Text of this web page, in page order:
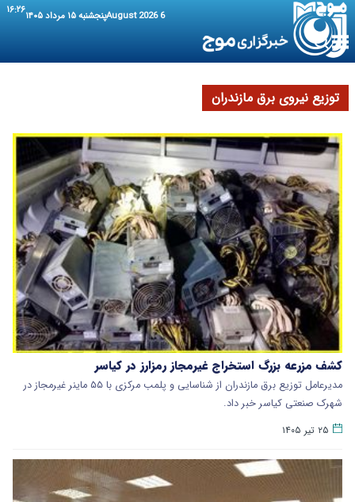
6 August 2026 پنجشنبه ۱۵ مرداد ۱۴۰۵ ۱۶:۲۶
توزیع نیروی برق مازندران
کشف مزرعه بزرگ استخراج غیرمجاز رمزارز در کیاسر
مدیرعامل توزیع برق مازندران از شناسایی و پلمب مرکزی با ۵۵ ماینر غیرمجاز در
شهرک صنعتی کیاسر خبر داد.
۲۵ تیر ۱۴۰۵